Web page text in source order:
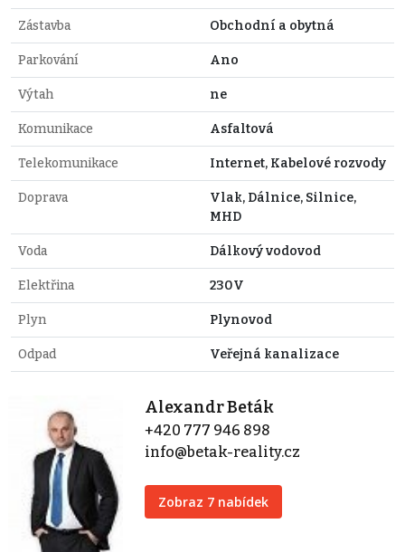
Zástavba Obchodní a obytná
Parkování Ano
Výtah ne
Komunikace Asfaltová
Telekomunikace Internet, Kabelové rozvody
Doprava
Vlak, Dálnice, Silnice,
MHD
Voda Dálkový vodovod
Elektřina 230V
Plyn Plynovod
Odpad Veřejná kanalizace
Alexandr Beták
+420 777 946 898
info@betak-reality.cz
Zobraz 7 nabídek